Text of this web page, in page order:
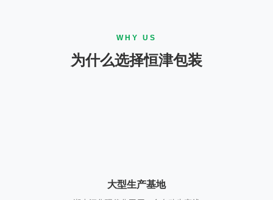
WHY US
为什么选择恒津包装
大型生产基地